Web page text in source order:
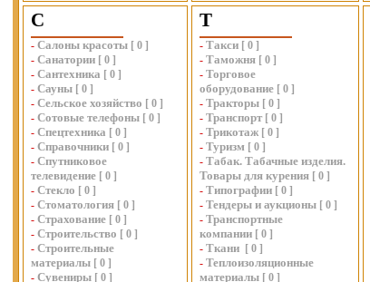
С
- Салоны красоты [ 0 ]
- Санатории [ 0 ]
- Сантехника [ 0 ]
- Сауны [ 0 ]
- Сельское хозяйство [ 0 ]
- Сотовые телефоны [ 0 ]
- Спецтехника [ 0 ]
- Справочники [ 0 ]
- Спутниковое
телевидение [ 0 ]
- Стекло [ 0 ]
- Стоматология [ 0 ]
- Страхование [ 0 ]
- Строительство [ 0 ]
- Строительные
материалы [ 0 ]
- Сувениры [ 0 ]
Т
- Такси [ 0 ]
- Таможня [ 0 ]
- Торговое
оборудование [ 0 ]
- Тракторы [ 0 ]
- Транспорт [ 0 ]
- Трикотаж [ 0 ]
- Туризм [ 0 ]
- Табак. Табачные изделия.
Товары для курения [ 0 ]
- Типографии [ 0 ]
- Тендеры и аукционы [ 0 ]
- Транспортные
компании [ 0 ]
- Ткани [ 0 ]
- Теплоизоляционные
материалы [ 0 ]